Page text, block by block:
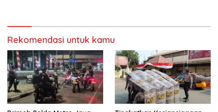
Rekomendasi untuk kamu